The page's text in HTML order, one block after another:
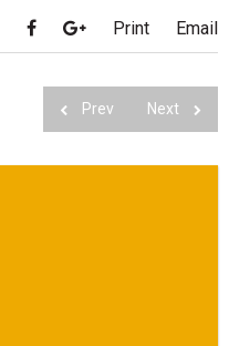
Print Email
Prev Next